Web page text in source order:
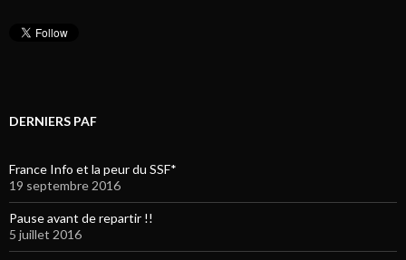
DERNIERS PAF
France Info et la peur du SSF*
19 septembre 2016
Pause avant de repartir !!
5 juillet 2016